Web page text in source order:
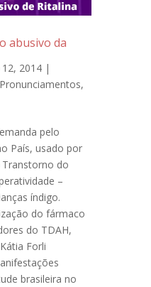
abusivo da
2014 |
Pronunciamentos,
pelo
País, usado por
do
–
índigo.
do fármaco
do TDAH,
Forli
brasileira no